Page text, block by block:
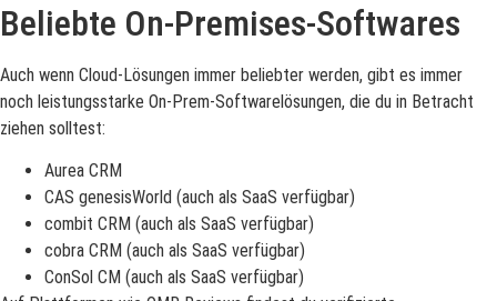
Beliebte On-Premises-Softwares
Auch wenn Cloud-Lösungen immer beliebter werden, gibt es immer
noch leistungsstarke On-Prem-Softwarelösungen, die du in Betracht
ziehen solltest:
Aurea CRM
CAS genesisWorld (auch als SaaS verfügbar)
combit CRM (auch als SaaS verfügbar)
cobra CRM (auch als SaaS verfügbar)
ConSol CM (auch als SaaS verfügbar)